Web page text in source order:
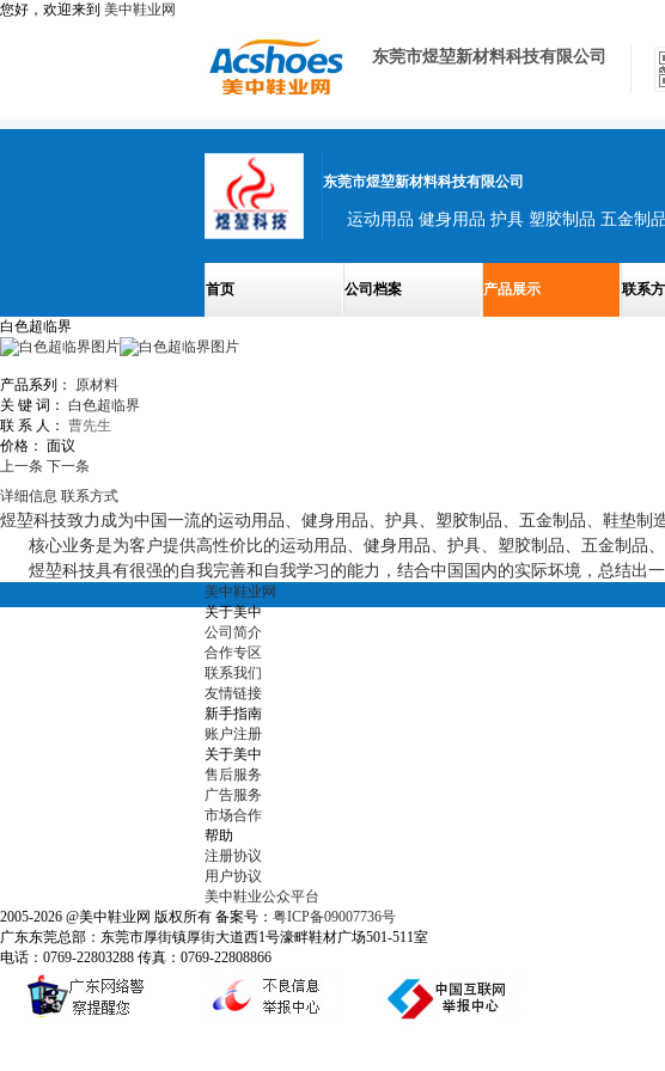
您好，欢迎来到 美中鞋业网
东莞市煜堃新材料科技有限公司
东莞市煜堃新材料科技有限公司
运动用品 健身用品 护具 塑胶制品 五金制
首页 公司档案 产品展示 联系
白色超临界
产品系列：
原材料
关 键 词：
白色超临界
联 系 人： 曹先生
价格： 面议
上一条 下一条
详细信息 联系方式
煜堃科技致力成为中国一流的运动用品、健身用品、护具、塑胶制品、五金制品、鞋垫
核心业务是为客户提供高性价比的运动用品、健身用品、护具、塑胶制品、五金制品、
煜堃科技具有很强的自我完善和自我学习的能力，结合中国国内的实际坏境，总结出
美中鞋业网
关于美中
公司简介
合作专区
联系我们
友情链接
新手指南
账户注册
关于美中
售后服务
广告服务
市场合作
帮助
注册协议
用户协议
美中鞋业公众平台
2005-2026 @美中鞋业网 版权所有 备案号： 粤ICP备09007736号
广东东莞总部：东莞市厚街镇厚街大道西1号濠畔鞋材广场501-511室
电话：0769-22803288 传真：0769-22808866